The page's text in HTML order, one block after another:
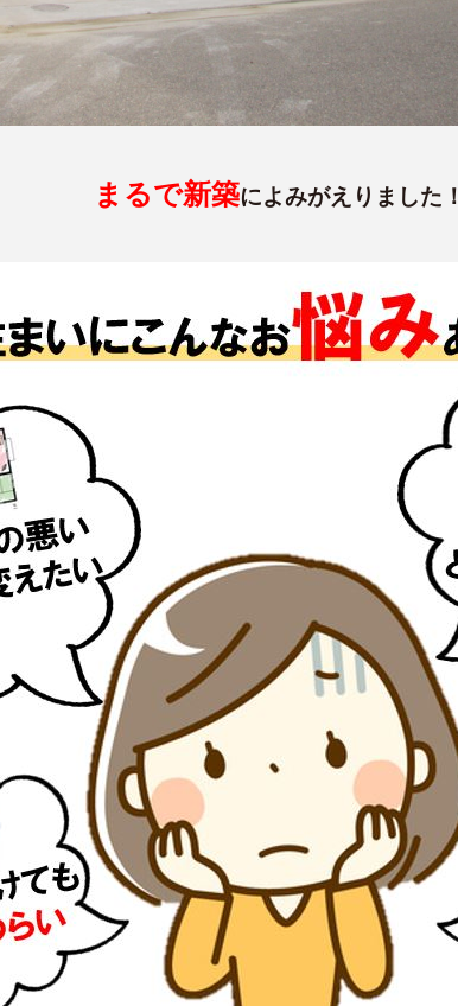
まるで新築によみがえりました！